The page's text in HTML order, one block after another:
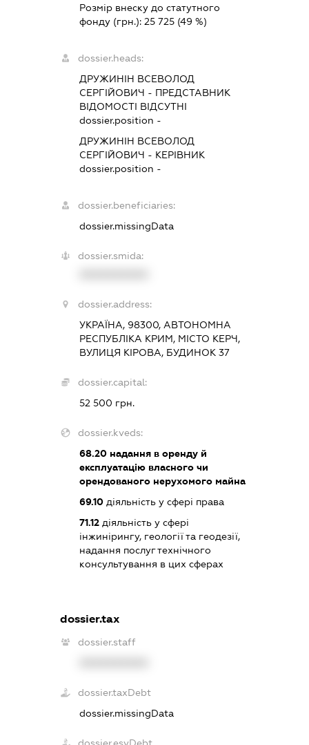
Розмір внеску до статутного
фонду (грн.): 25 725(49 %)
dossier.heads:
ДРУЖИНІН ВСЕВОЛОД
СЕРГІЙОВИЧ - ПРЕДСТАВНИК
ВІДОМОСТІ ВІДСУТНІ
dossier.position -
ДРУЖИНІН ВСЕВОЛОД
СЕРГІЙОВИЧ - КЕРІВНИК
dossier.position -
dossier.beneficiaries:
dossier.missingData
dossier.smida:
dossier.address:
УКРАЇНА, 98300, АВТОНОМНА
РЕСПУБЛІКА КРИМ, МІСТО КЕРЧ,
ВУЛИЦЯ КІРОВА, БУДИНОК 37
dossier.capital:
52 500 грн.
dossier.kveds:
68.20надання в оренду й
експлуатацію власного чи
орендованого нерухомого майна
69.10діяльність у сфері права
71.12діяльність у сфері
інжинірингу, геології та геодезії,
надання послуг технічного
консультування в цих сферах
dossier.tax
dossier.staff
dossier.taxDebt
dossier.missingData